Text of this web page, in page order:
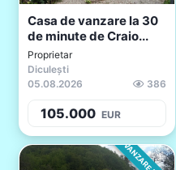
Casa de vanzare la 30
de minute de Craio...
Proprietar
Diculești
05.08.2026
386
105.000 EUR